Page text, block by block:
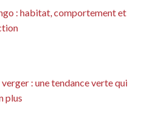
: habitat, comportement et
: une tendance verte qui
plus